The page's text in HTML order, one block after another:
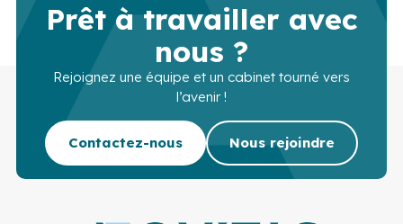
Prêt à travailler avec
nous ?
Rejoignez une équipe et un cabinet tourné vers
l’avenir !
Contactez-nous Nous rejoindre